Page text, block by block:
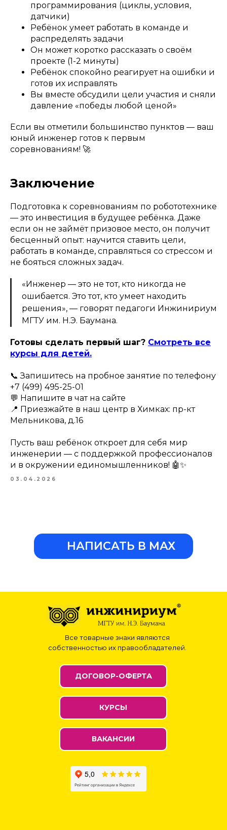
программирования (циклы, условия,
датчики)
Ребёнок умеет работать в команде и
распределять задачи
Он может коротко рассказать о своём
проекте (1-2 минуты)
Ребёнок спокойно реагирует на ошибки и
готов их исправлять
Вы вместе обсудили цели участия и сняли
давление «победы любой ценой»
Если вы отметили большинство пунктов — ваш
юный инженер готов к первым
соревнованиям! 🚀
Заключение
Подготовка к соревнованиям по робототехнике
— это инвестиция в будущее ребёнка. Даже
если он не займёт призовое место, он получит
бесценный опыт: научится ставить цели,
работать в команде, справляться со стрессом и
не бояться сложных задач.
«Инженер — это не тот, кто никогда не
ошибается. Это тот, кто умеет находить
решения», — говорят педагоги Инжинириум
МГТУ им. Н.Э. Баумана.
Готовы сделать первый шаг? Смотреть все
курсы для детей.
📞 Запишитесь на пробное занятие по телефону
+7 (499) 495-25-01
💬 Напишите в чат на сайте
📍 Приезжайте в наш центр в Химках: пр-кт
Мельникова, д.16
Пусть ваш ребёнок откроет для себя мир
инженерии — с поддержкой профессионалов
и в окружении единомышленников! 🤖✨
03.04.2026
НАПИСАТЬ В МАХ
Все товарные знаки являются
собственностью их правообладателей.
ВАКАНСИИ
КУРСЫ
ДОГОВОР-ОФЕРТА